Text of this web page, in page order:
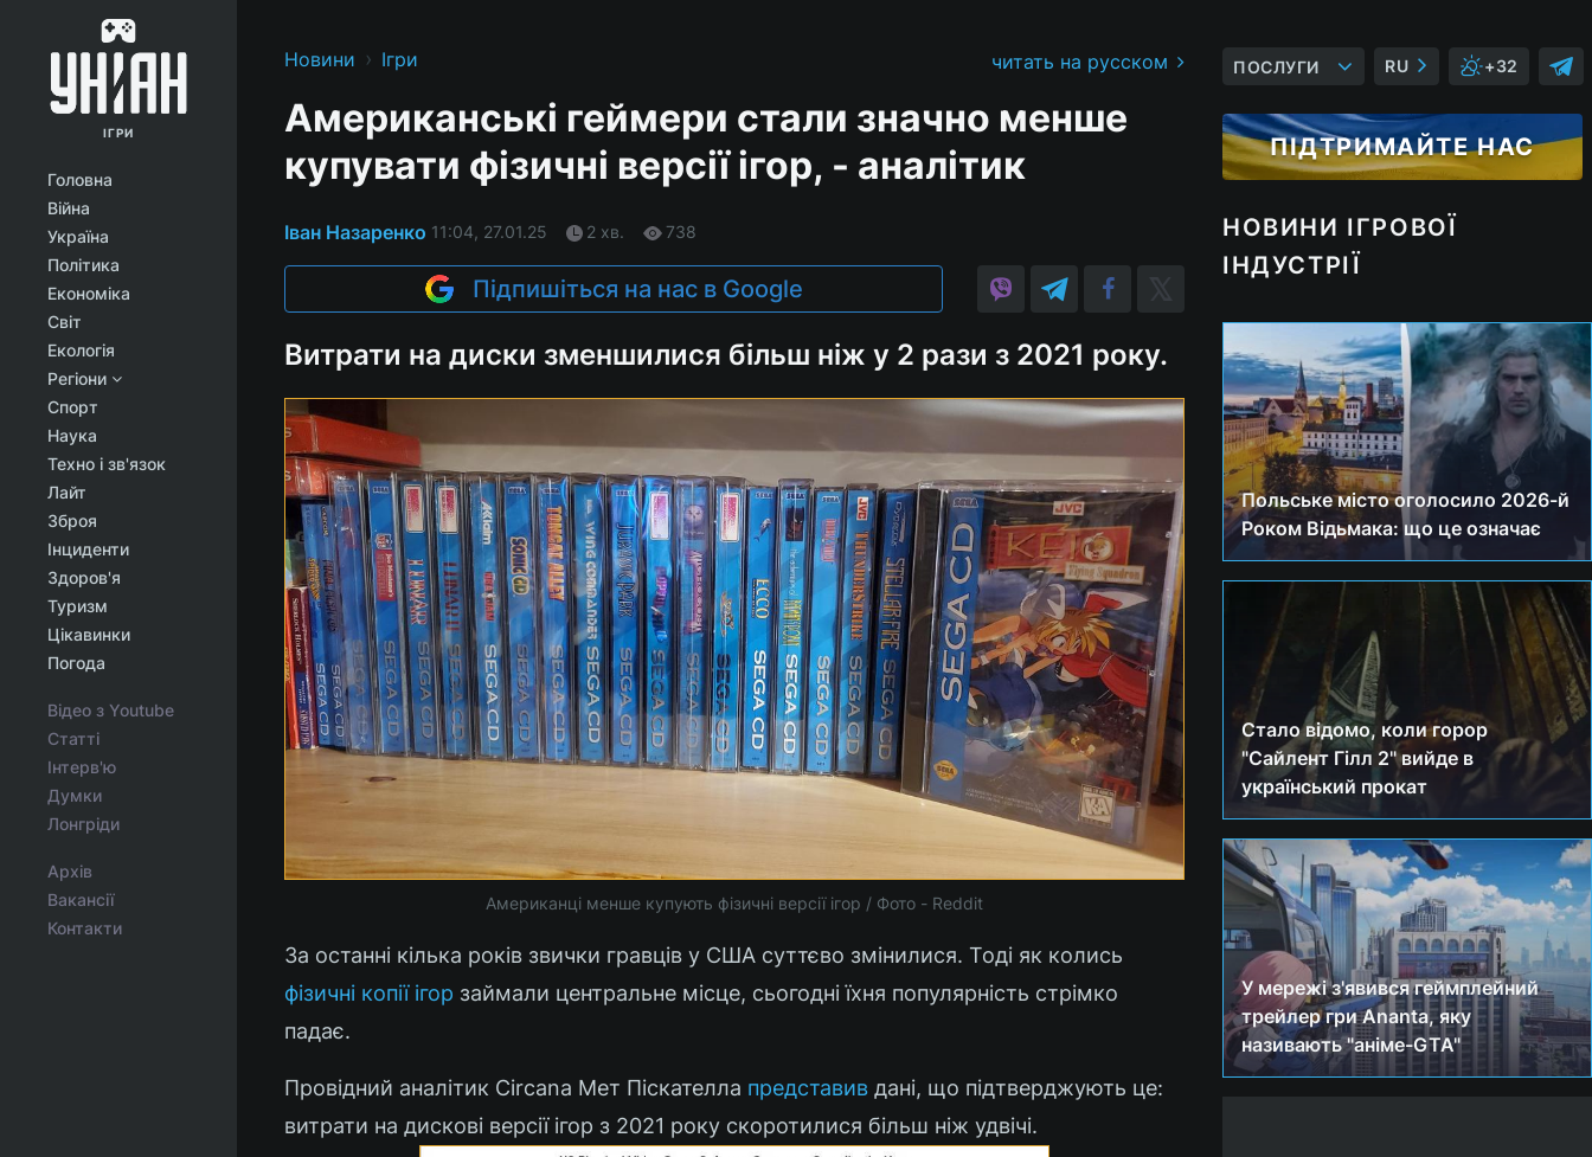
ІГРИ
Головна
Війна
Україна
Політика
Економіка
Світ
Екологія
Регіони
Спорт
Наука
Техно і зв'язок
Лайт
Зброя
Інциденти
Здоров'я
Туризм
Цікавинки
Погода
Відео з Youtube
Статті
Інтерв'ю
Думки
Лонгріди
Архів
Вакансії
Контакти
Новини › Ігри читать на русском
Американські геймери стали значно менше
купувати фізичні версії ігор, - аналітик
Іван Назаренко 11:04, 27.01.25 2 хв. 738
Підпишіться на нас в Google
Витрати на диски зменшилися більш ніж у 2 рази з 2021 року.
Американці менше купують фізичні версії ігор / Фото - Reddit
За останні кілька років звички гравців у США суттєво змінилися. Тоді як колись
фізичні копії ігор займали центральне місце, сьогодні їхня популярність стрімко
падає.
Провідний аналітик Circana Мет Піскателла представив дані, що підтверджують це:
витрати на дискові версії ігор з 2021 року скоротилися більш ніж удвічі.
ПОСЛУГИ RU +32
ПІДТРИМАЙТЕ НАС
НОВИНИ ІГРОВОЇ
ІНДУСТРІЇ
Польське місто оголосило 2026-й
Роком Відьмака: що це означає
Стало відомо, коли горор
"Сайлент Гілл 2" вийде в
український прокат
У мережі з'явився геймплейний
трейлер гри Ananta, яку
називають "аніме-GTA"